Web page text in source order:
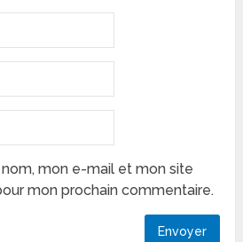
mon e-mail et mon site
mon prochain commentaire.